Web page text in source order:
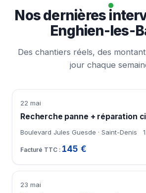
Nos dernières
Enghien-les-
Des chantiers réels, des
jour chaque
22 mai
Recherche panne + réparation
Boulevard Jules Guesde · Saint-Denis
145 €
23 mai